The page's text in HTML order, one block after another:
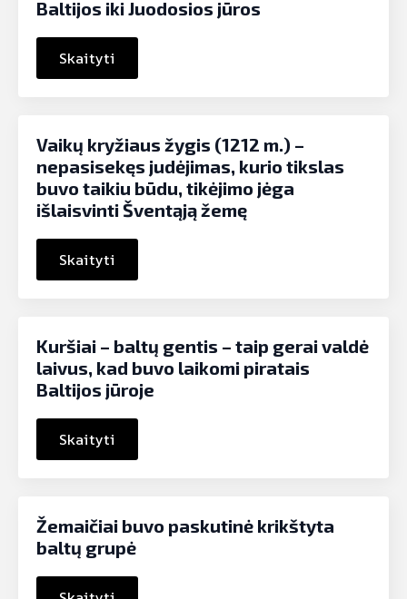
Baltijos iki Juodosios jūros
Skaityti
Vaikų kryžiaus žygis (1212 m.) –
nepasisekęs judėjimas, kurio tikslas
buvo taikiu būdu, tikėjimo jėga
išlaisvinti Šventąją žemę
Skaityti
Kuršiai – baltų gentis – taip gerai valdė
laivus, kad buvo laikomi piratais
Baltijos jūroje
Skaityti
Žemaičiai buvo paskutinė krikštyta
baltų grupė